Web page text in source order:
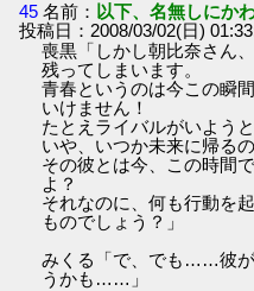
45 名前： 以下、名無しにか
投稿日：2008/03/02(日)
喪黒「しかし朝比奈さん
残ってしまいます。
青春というのは今この瞬
いけません！
たとえライバルがいよう
いや、いつか未来に帰る
その彼とは今、この時間
よ？
それなのに、何も行動を
ものでしょう？」
みくる「で、でも……彼
うかも……」